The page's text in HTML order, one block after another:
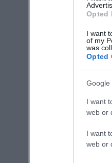
Opted
I want
of my
was
Opted
Google
I want
web or
I want
web or